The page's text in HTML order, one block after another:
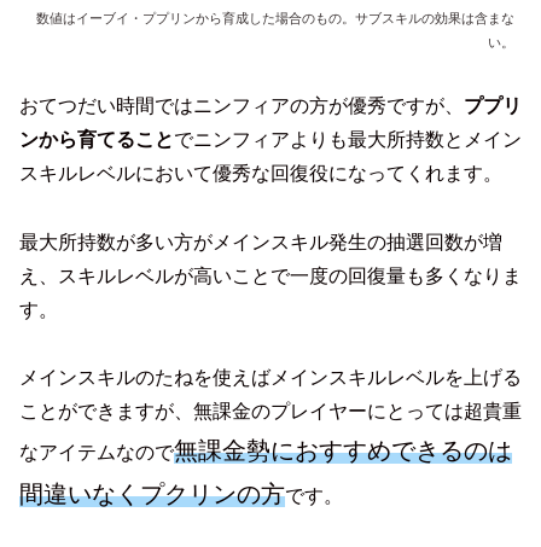
数値はイーブイ・ププリンから育成した場合のもの。サブスキルの効果は含まな
い。
おてつだい時間ではニンフィアの方が優秀ですが、 ププリ
ンから育てることでニンフィアよりも最大所持数とメイン
スキルレベルにおいて優秀な回復役になってくれます。
最大所持数が多い方がメインスキル発生の抽選回数が増
え、スキルレベルが高いことで一度の回復量も多くなりま
す。
メインスキルのたねを使えばメインスキルレベルを上げる
ことができますが、無課金のプレイヤーにとっては超貴重
なアイテムなので無課金勢におすすめできるのは
間違いなくプクリンの方です。